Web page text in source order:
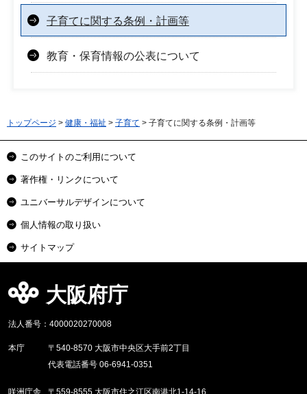
子育てに関する条例・計画等
教育・保育情報の公表について
トップページ > 健康・福祉 > 子育て > 子育てに関する条例・計画等
このサイトのご利用について
著作権・リンクについて
ユニバーサルデザインについて
個人情報の取り扱い
サイトマップ
大阪府庁
法人番号：4000020270008
本庁
〒540-8570 大阪市中央区大手前2丁目
代表電話番号 06-6941-0351
咲洲庁舎 〒559-8555 大阪市住之江区南港北1-14-16